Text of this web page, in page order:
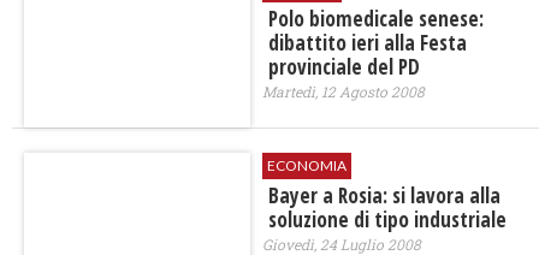
Polo biomedicale senese:
dibattito ieri alla Festa
provinciale del PD
Martedì, 12 Agosto 2008
ECONOMIA
Bayer a Rosia: si lavora alla
soluzione di tipo industriale
Giovedì, 24 Luglio 2008